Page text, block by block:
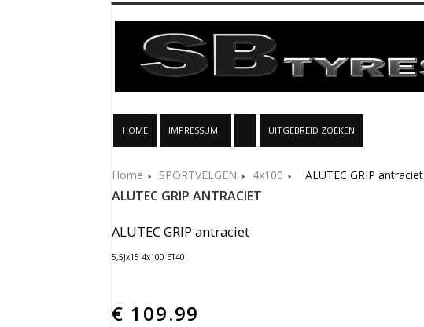
HOME IMPRESSUM UITGEBREID ZOEKEN
Home SPORTVELGEN 4x100 ALUTEC GRIP antraciet
ALUTEC GRIP ANTRACIET
ALUTEC GRIP antraciet
5,5Jx15 4x100 ET40
€ 109.99